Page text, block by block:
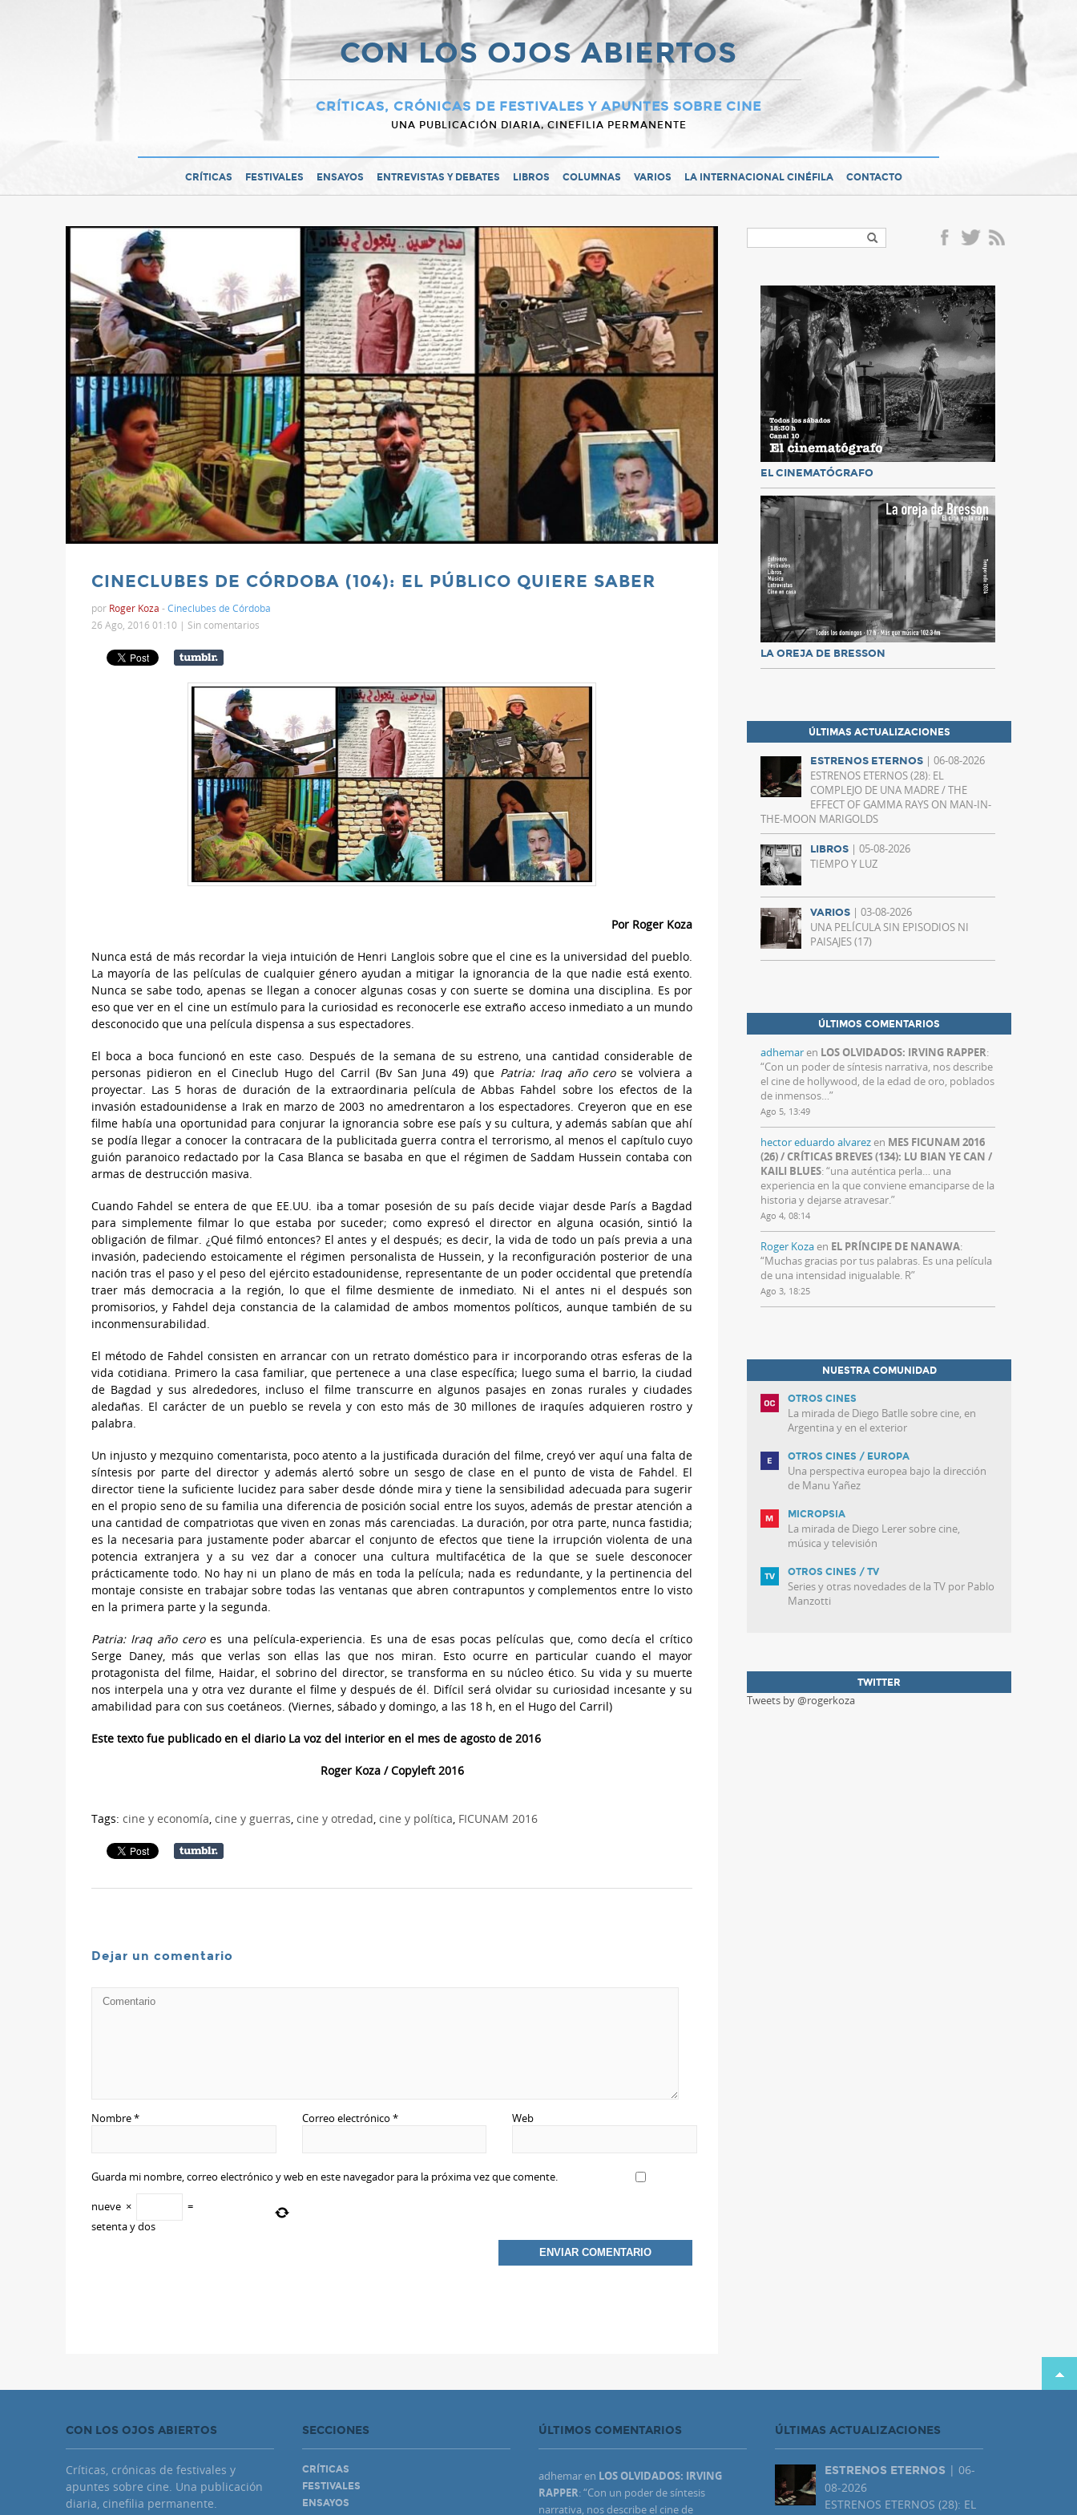
CON LOS OJOS ABIERTOS
CRÍTICAS, CRÓNICAS DE FESTIVALES Y APUNTES SOBRE CINE
UNA PUBLICACIÓN DIARIA, CINEFILIA PERMANENTE
CRÍTICAS FESTIVALES ENSAYOS ENTREVISTAS Y DEBATES LIBROS COLUMNAS VARIOS LA INTERNACIONAL CINÉFILA CONTACTO
CINECLUBES DE CÓRDOBA (104): EL PÚBLICO QUIERE SABER
por Roger Koza -Cineclubes de Córdoba
26 Ago, 2016 01:10 | Sin comentarios
Por Roger Koza
Nunca está de más recordar la vieja intuición de Henri Langlois sobre que el cine es la universidad del pueblo.
La mayoría de las películas de cualquier género ayudan a mitigar la ignorancia de la que nadie está exento.
Nunca se sabe todo, apenas se llegan a conocer algunas cosas y con suerte se domina una disciplina. Es por
eso que ver en el cine un estímulo para la curiosidad es reconocerle ese extraño acceso inmediato a un mundo
desconocido que una película dispensa a sus espectadores.
El boca a boca funcionó en este caso. Después de la semana de su estreno, una cantidad considerable de
personas pidieron en el Cineclub Hugo del Carril (Bv San Juna 49) que Patria: Iraq año cerose volviera a
proyectar. Las 5 horas de duración de la extraordinaria película de Abbas Fahdel sobre los efectos de la
invasión estadounidense a Irak en marzo de 2003 no amedrentaron a los espectadores. Creyeron que en ese
filme había una oportunidad para conjurar la ignorancia sobre ese país y su cultura, y además sabían que ahí
se podía llegar a conocer la contracara de la publicitada guerra contra el terrorismo, al menos el capítulo cuyo
guión paranoico redactado por la Casa Blanca se basaba en que el régimen de Saddam Hussein contaba con
armas de destrucción masiva.
Cuando Fahdel se entera de que EE.UU. iba a tomar posesión de su país decide viajar desde París a Bagdad
para simplemente filmar lo que estaba por suceder; como expresó el director en alguna ocasión, sintió la
obligación de filmar. ¿Qué filmó entonces? El antes y el después; es decir, la vida de todo un país previa a una
invasión, padeciendo estoicamente el régimen personalista de Hussein, y la reconfiguración posterior de una
nación tras el paso y el peso del ejército estadounidense, representante de un poder occidental que pretendía
traer más democracia a la región, lo que el filme desmiente de inmediato. Ni el antes ni el después son
promisorios, y Fahdel deja constancia de la calamidad de ambos momentos políticos, aunque también de su
inconmensurabilidad.
El método de Fahdel consisten en arrancar con un retrato doméstico para ir incorporando otras esferas de la
vida cotidiana. Primero la casa familiar, que pertenece a una clase específica; luego suma el barrio, la ciudad
de Bagdad y sus alrededores, incluso el filme transcurre en algunos pasajes en zonas rurales y ciudades
aledañas. El carácter de un pueblo se revela y con esto más de 30 millones de iraquíes adquieren rostro y
palabra.
Un injusto y mezquino comentarista, poco atento a la justificada duración del filme, creyó ver aquí una falta de
síntesis por parte del director y además alertó sobre un sesgo de clase en el punto de vista de Fahdel. El
director tiene la suficiente lucidez para saber desde dónde mira y tiene la sensibilidad adecuada para sugerir
en el propio seno de su familia una diferencia de posición social entre los suyos, además de prestar atención a
una cantidad de compatriotas que viven en zonas más carenciadas. La duración, por otra parte, nunca fastidia;
es la necesaria para justamente poder abarcar el conjunto de efectos que tiene la irrupción violenta de una
potencia extranjera y a su vez dar a conocer una cultura multifacética de la que se suele desconocer
prácticamente todo. No hay ni un plano de más en toda la película; nada es redundante, y la pertinencia del
montaje consiste en trabajar sobre todas las ventanas que abren contrapuntos y complementos entre lo visto
en la primera parte y la segunda.
Patria: Iraq año ceroes una película-experiencia. Es una de esas pocas películas que, como decía el crítico
Serge Daney, más que verlas son ellas las que nos miran. Esto ocurre en particular cuando el mayor
protagonista del filme, Haidar, el sobrino del director, se transforma en su núcleo ético. Su vida y su muerte
nos interpela una y otra vez durante el filme y después de él. Difícil será olvidar su curiosidad incesante y su
amabilidad para con sus coetáneos. (Viernes, sábado y domingo, a las 18 h, en el Hugo del Carril)
Este texto fue publicado en el diario La voz del interior en el mes de agosto de 2016
Roger Koza / Copyleft 2016
Tags: cine y economía cine y guerras cine y otredad cine y política FICUNAM 2016
Dejar un comentario
Nombre* Correo electrónico * Web
Guarda mi nombre, correo electrónico y web en este navegador para la próxima vez que comente.
nueve ×
=
setenta y dos
EL CINEMATÓGRAFO
LA OREJA DE BRESSON
ÚLTIMAS ACTUALIZACIONES
ESTRENOS ETERNOS | 06-08-2026
ESTRENOS ETERNOS (28): EL
COMPLEJO DE UNA MADRE / THE
EFFECT OF GAMMA RAYS ON MAN-IN-
THE-MOON MARIGOLDS
LIBROS | 05-08-2026
TIEMPO Y LUZ
VARIOS | 03-08-2026
UNA PELÍCULA SIN EPISODIOS NI
PAISAJES (17)
ÚLTIMOS COMENTARIOS
adhemaren LOS OLVIDADOS: IRVING RAPPER:
“Con un poder de síntesis narrativa, nos describe
el cine de hollywood, de la edad de oro, poblados
de inmensos…”
Ago 5, 13:49
hector eduardo alvarezen MES FICUNAM 2016
(26) / CRÍTICAS BREVES (134): LU BIAN YE CAN /
KAILI BLUES: “una auténtica perla… una
experiencia en la que conviene emanciparse de la
historia y dejarse atravesar.”
Ago 4, 08:14
Roger Kozaen EL PRÍNCIPE DE NANAWA:
“Muchas gracias por tus palabras. Es una película
de una intensidad inigualable. R”
Ago 3, 18:25
NUESTRA COMUNIDAD
OTROS CINES
La mirada de Diego Batlle sobre cine, en
Argentina y en el exterior
OTROS CINES / EUROPA
Una perspectiva europea bajo la dirección
de Manu Yañez
MICROPSIA
La mirada de Diego Lerer sobre cine,
música y televisión
OTROS CINES / TV
Series y otras novedades de la TV por Pablo
Manzotti
TWITTER
Tweets by @rogerkoza
CON LOS OJOS ABIERTOS
Críticas, crónicas de festivales y
apuntes sobre cine. Una publicación
diaria, cinefilia permanente.
SECCIONES
CRÍTICAS
FESTIVALES
ENSAYOS
ÚLTIMOS COMENTARIOS
adhemaren LOS OLVIDADOS: IRVING
RAPPER: “Con un poder de síntesis
narrativa, nos describe el cine de
ÚLTIMAS ACTUALIZACIONES
ESTRENOS ETERNOS | 06-
08-2026
ESTRENOS ETERNOS (28): EL